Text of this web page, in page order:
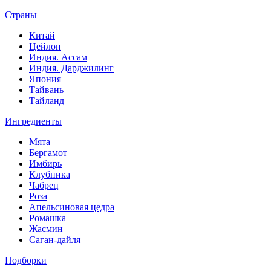
Страны
Китай
Цейлон
Индия. Ассам
Индия. Дарджилинг
Япония
Тайвань
Тайланд
Ингредиенты
Мята
Бергамот
Имбирь
Клубника
Чабрец
Роза
Апельсиновая цедра
Ромашка
Жасмин
Саган-дайля
Подборки